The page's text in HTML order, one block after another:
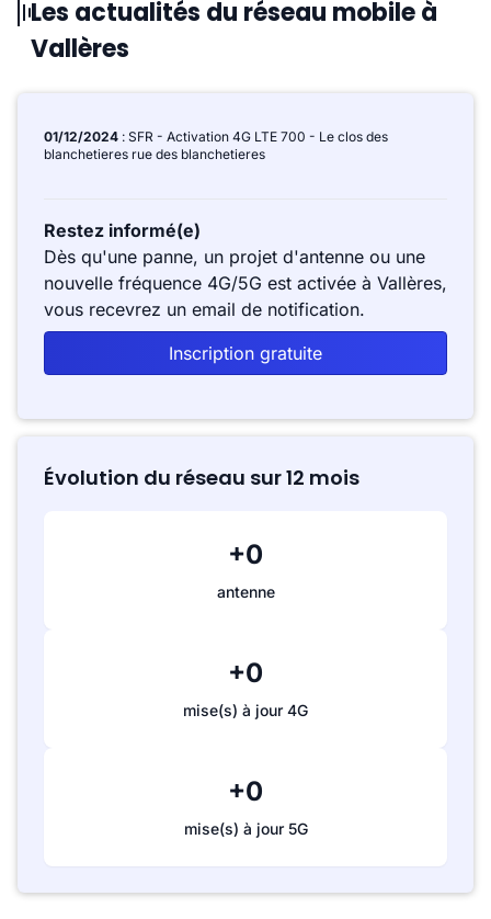
Les actualités du réseau mobile à
Vallères
01/12/2024 : SFR - Activation 4G LTE 700 - Le clos des
blanchetieres rue des blanchetieres
Restez informé(e)
Dès qu'une panne, un projet d'antenne ou une
nouvelle fréquence 4G/5G est activée à Vallères,
vous recevrez un email de notification.
Inscription gratuite
Évolution du réseau sur 12 mois
+0
antenne
+0
mise(s) à jour 4G
+0
mise(s) à jour 5G